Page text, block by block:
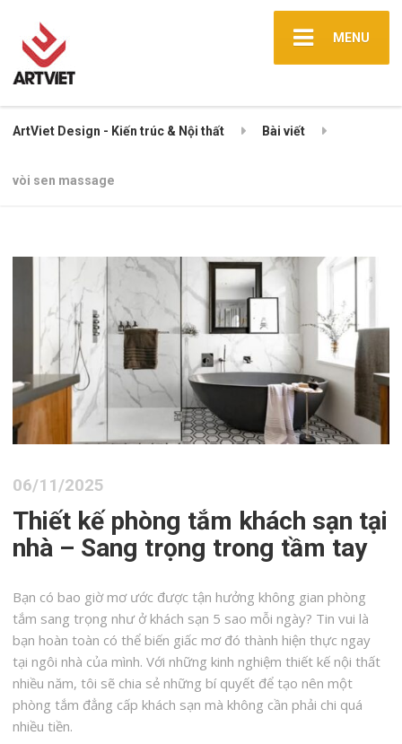
MENU
ArtViet Design - Kiến trúc & Nội thất Bài viết
vòi sen massage
06/11/2025
Thiết kế phòng tắm khách sạn tại
nhà – Sang trọng trong tầm tay
Bạn có bao giờ mơ ước được tận hưởng không gian phòng
tắm sang trọng như ở khách sạn 5 sao mỗi ngày? Tin vui là
bạn hoàn toàn có thể biến giấc mơ đó thành hiện thực ngay
tại ngôi nhà của mình. Với những kinh nghiệm thiết kế nội thất
nhiều năm, tôi sẽ chia sẻ những bí quyết để tạo nên một
phòng tắm đẳng cấp khách sạn mà không cần phải chi quá
nhiều tiền.